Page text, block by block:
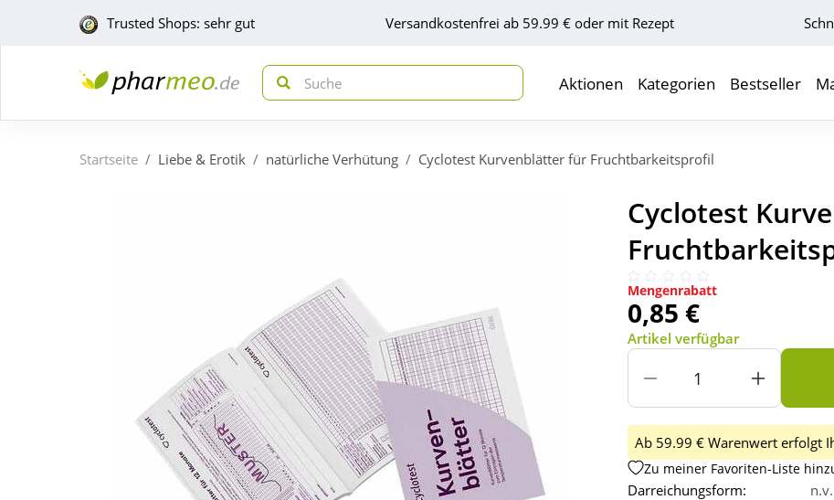
Trusted Shops: sehr gut Versandkostenfrei ab 59.99 € oder mit Rezept
Aktionen Kategorien Bestseller
Startseite Liebe & Erotik natürliche Verhütung Cyclotest Kurvenblätter für Fruchtbarkeitsprofil
Cyclotest
Mengenrabatt
0,85 €
Artikel verfügbar
Ab 59.99 € Warenwert erfolgt
Zu meiner Favoriten-Liste
Darreichungsform:
n.v.